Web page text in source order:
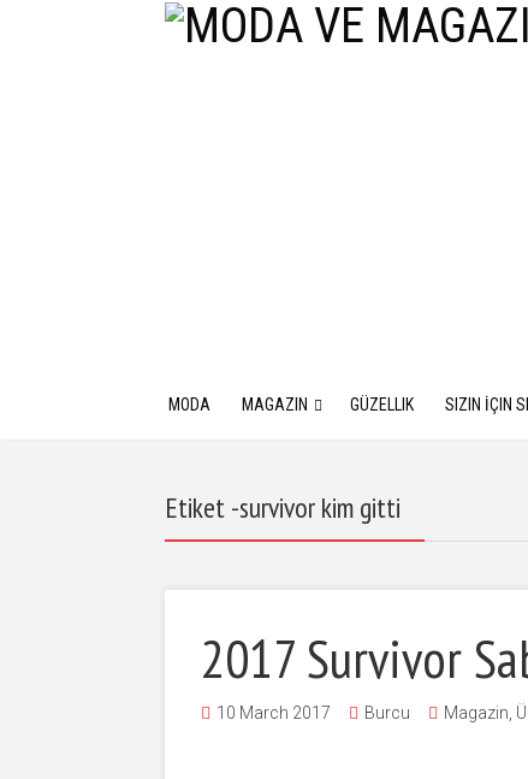
MODA MAGAZIN GÜZELLIK SIZIN İÇIN
Etiket -survivor kim gitti
2017 Survivor
10 March 2017 Burcu Magazin